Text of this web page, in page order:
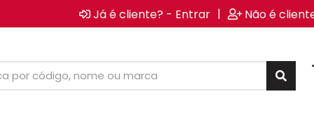
Já é cliente? - Entrar | Não é